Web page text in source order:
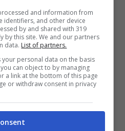
(Hush Hush) –
Stan
and information from
identifiers, and other device
by and shared with 319
by this site. We and our partners
data. List of partners.
personal data on the basis
can object to by managing
a link at the bottom of this page
or withdraw consent in privacy